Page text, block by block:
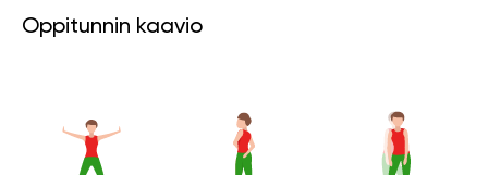
Oppitunnin kaavio